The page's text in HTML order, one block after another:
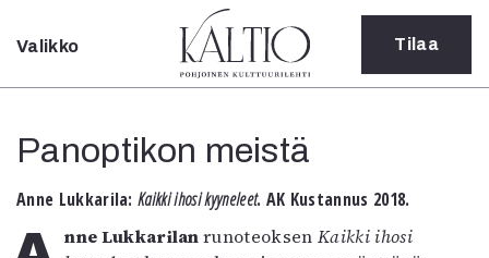
Sulje
Verkkoartikkeli
Tanssi
Tanssi
Valikko Tilaa
Panoptikon meistä
Anne Lukkarila:Kaikki ihosi kyyneleet. AK Kustannus 2018.
Anne Lukkarilanrunoteoksen Kaikki ihosi